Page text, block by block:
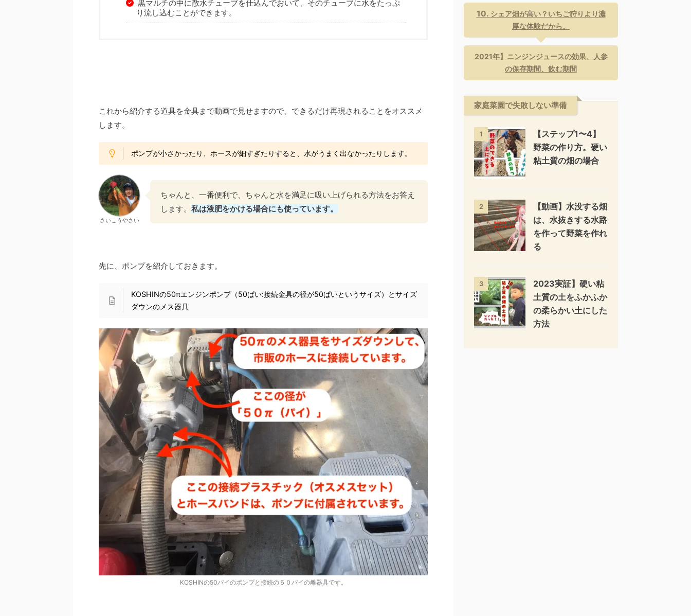
黒マルチの中に散水チューブを仕込んでおいて、そのチューブに水をたっぷ
り流し込むことができます。
これから紹介する道具を金具まで動画で見せますので、できるだけ再現されることをオススメ
します。
ポンプが小さかったり、ホースが細すぎたりすると、水がうまく出なかったりします。
さいこうやさい
ちゃんと、一番便利で、ちゃんと水を満足に吸い上げられる方法をお答え
します。 私は液肥をかける場合にも使っています。
先に、ポンプを紹介しておきます。
KOSHINの50πエンジンポンプ（50ぱい:接続金具の径が50ぱいというサイズ）とサイズ
ダウンのメス器具
KOSHINの50パイのポンプと接続の５０パイの雌器具です。
シェア畑が高い？いちご狩りより濃
厚な体験だから。
2021年】ニンジンジュースの効果、人参
の保存期間、飲む期間
家庭菜園で失敗しない準備
1
【ステップ1〜4】
野菜の作り方。硬い
粘土質の畑の場合
2
【動画】水没する畑
は、水抜きする水路
を作って野菜を作れ
る
3
2023実証】硬い粘
土質の土をふかふか
の柔らかい土にした
方法